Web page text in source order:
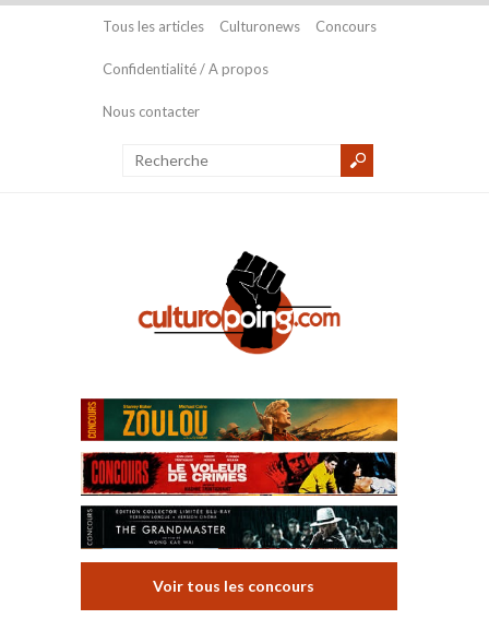
Tous les articles Culturonews Concours
Confidentialité / A propos
Nous contacter
Voir tous les concours